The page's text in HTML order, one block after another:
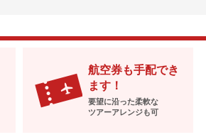
航空券も手配でき
ます！
要望に沿った柔軟な
ツアーアレンジも可